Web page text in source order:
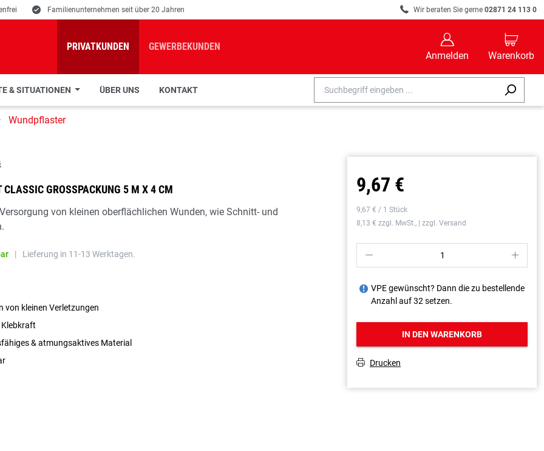
E Familienunternehmen seit über 20 Jahren R Wir beraten Sie gerne 02871 24 113 0
PRIVATKUNDEN GEWERBEKUNDEN
B
Anmelden
C
Warenkorb
& SITUATIONEN ÜBER UNS KONTAKT
Wundpflaster
GROSSPACKUNG 5 M X 4 CM
von kleinen oberflächlichen Wunden, wie Schnitt- und
| Lieferung in 11-13 Werktagen.
von kleinen Verletzungen
& atmungsaktives Material
9,67 €
9,67 € / 1 Stück
8,13 € zzgl. MwSt., | zzgl. Versand
P S
J VPE gewünscht? Dann die zu bestellende
Anzahl auf 32 setzen.
IN DEN WARENKORB
T Drucken